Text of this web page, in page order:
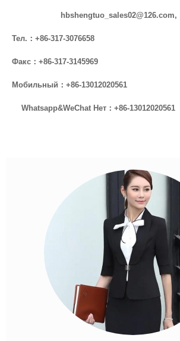
hbshengtuo_sales02@126.com,
Тел. ：+86-317-3076658
Факс：+86-317-3145969
Мобильный ：+86-13012020561
Whatsapp&WeChat Нет ：+86-13012020561